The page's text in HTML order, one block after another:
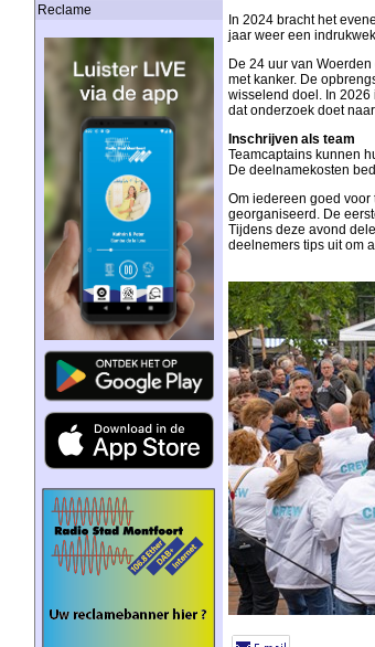
Reclame
In 2024 bracht het
jaar weer een
De 24 uur van
met kanker. De
wisselend doel. In 2026
dat onderzoek doet
Inschrijven als team
Teamcaptains kunnen
De deelnamekosten
Om iedereen goed
georganiseerd. De
Tijdens deze avond
deelnemers tips uit om